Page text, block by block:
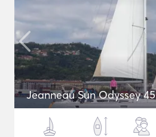
Jeanneau Sun Odyssey 45